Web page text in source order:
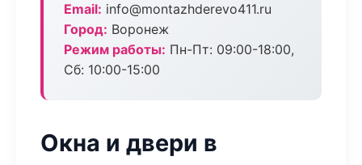
Email: info@montazhderevo411.ru
Город: Воронеж
Режим работы: Пн-Пт: 09:00-18:00,
Сб: 10:00-15:00
Окна и двери в